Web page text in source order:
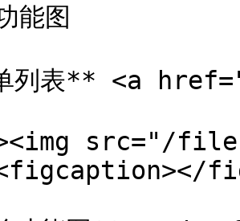
能图
列表** <a
src="/files/